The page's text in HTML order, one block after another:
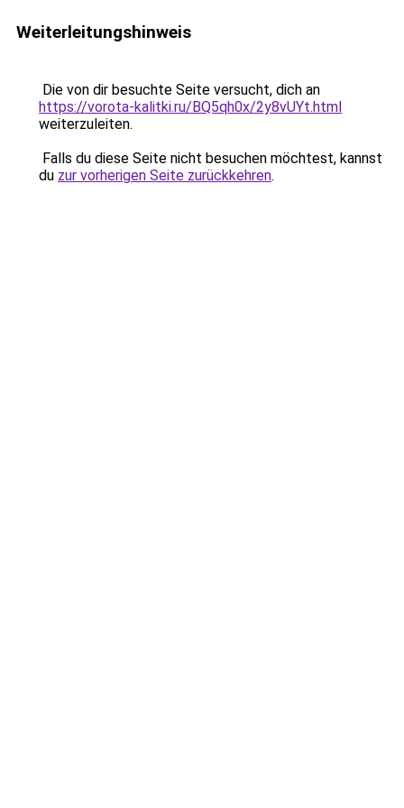
Weiterleitungshinweis
Die von dir besuchte Seite versucht, dich an
https://vorota-kalitki.ru/BQ5qh0x/2y8vUYt.html
weiterzuleiten.
Falls du diese Seite nicht besuchen möchtest, kannst
du zur vorherigen Seite zurückkehren.